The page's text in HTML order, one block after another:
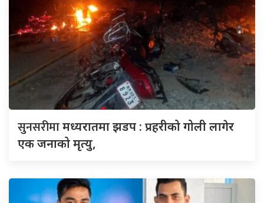
सुनसरीमामध्यरातमा झडप : प्रहरीको गोली लागेर
एक जनाको मृत्यु,